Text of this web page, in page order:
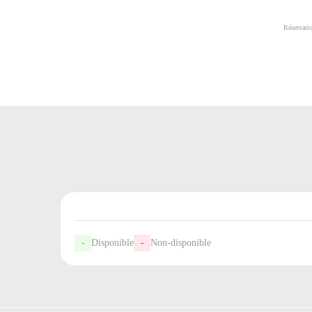
- Disponible - Non-disponible